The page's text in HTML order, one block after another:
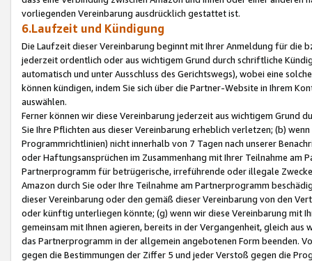
vorliegenden Vereinbarung ausdrücklich gestattet ist.
6.Laufzeit und Kündigung
Die Laufzeit dieser Vereinbarung beginnt mit Ihrer Anmeldung für die
jederzeit ordentlich oder aus wichtigem Grund durch schriftliche
automatisch und unter Ausschluss des Gerichtswegs), wobei eine
können kündigen, indem Sie sich über die Partner-Website in Ihrem
auswählen.
Ferner können wir diese Vereinbarung jederzeit aus wichtigem Grund
Sie Ihre Pflichten aus dieser Vereinbarung erheblich verletzen; (b)
Programmrichtlinien) nicht innerhalb von 7 Tagen nach unserer
oder Haftungsansprüchen im Zusammenhang mit Ihrer Teilnahme am
Partnerprogramm für betrügerische, irreführende oder illegale
Amazon durch Sie oder Ihre Teilnahme am Partnerprogramm
dieser Vereinbarung oder den gemäß dieser Vereinbarung von den
oder künftig unterliegen könnte; (g) wenn wir diese Vereinbarung mit
gemeinsam mit Ihnen agieren, bereits in der Vergangenheit, gleich
das Partnerprogramm in der allgemein angebotenen Form beenden.
gegen die Bestimmungen der Ziffer 5 und jeder Verstoß gegen die